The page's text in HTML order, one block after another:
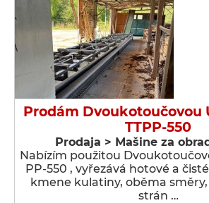
Prodám Dvoukotoučovou
TTPP-550
Prodaja > Мašine za
Nabízím použitou
PP-550 , vyřezává hotové a
kmene kulatiny, oběma
strán …